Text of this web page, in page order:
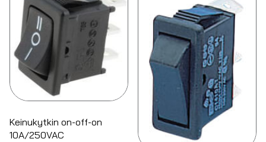
Keinukytkin on-off-on
10A/250VAC